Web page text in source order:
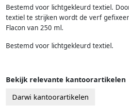
Bestemd voor lichtgekleurd textiel.
textiel te strijken wordt de verf
Flacon van 250 ml.
Bestemd voor lichtgekleurd textiel.
Bekijk relevante kantoorartikelen
Darwi kantoorartikelen